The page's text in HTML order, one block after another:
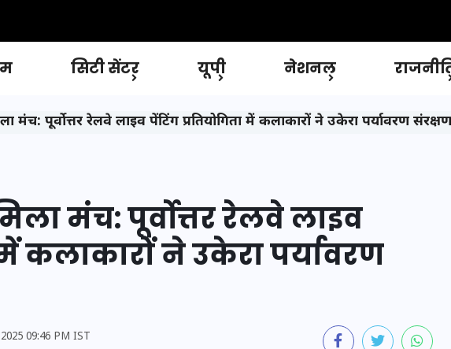
सिटी सेंटर यूपी नेशनल
मंच: पूर्वोत्तर रेलवे लाइव पेंटिंग प्रतियोगिता में कलाकारों ने उकेरा पर्यावरण
मंच: पूर्वोत्तर रेलवे लाइव
कलाकारों ने उकेरा पर्यावरण
09:46 PM IST